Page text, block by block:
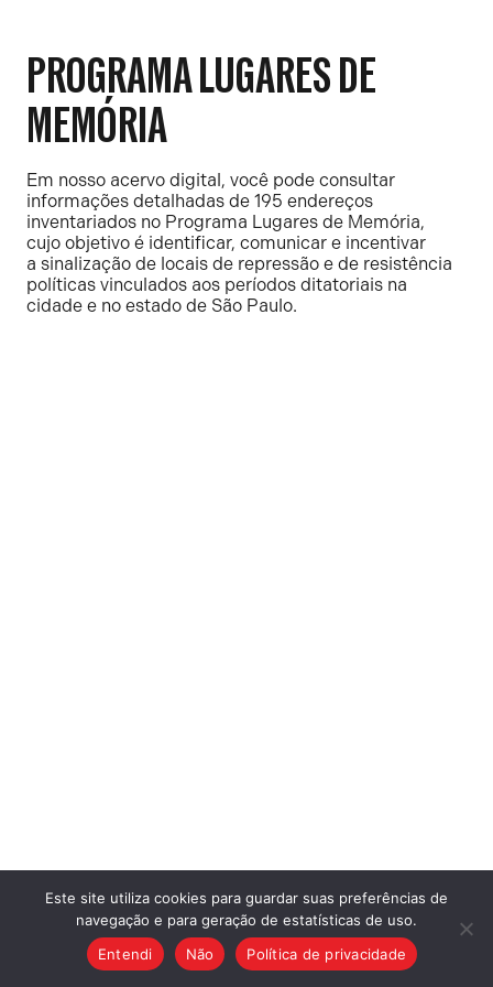
PROGRAMA LUGARES DE
MEMÓRIA
Em nosso acervo digital, você pode consultar
informações detalhadas de 195 endereços
inventariados no Programa Lugares de Memória,
cujo objetivo é identificar, comunicar e incentivar
a sinalização de locais de repressão e de resistência
políticas vinculados aos períodos ditatoriais na
cidade e no estado de São Paulo.
Este site utiliza cookies para guardar suas preferências de
navegação e para geração de estatísticas de uso.
Entendi
Não Política de privacidade